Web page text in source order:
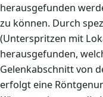
herausgefunden
zu können. Durch
(Unterspritzen mit
herausgefunden,
Gelenkabschnitt von
erfolgt eine